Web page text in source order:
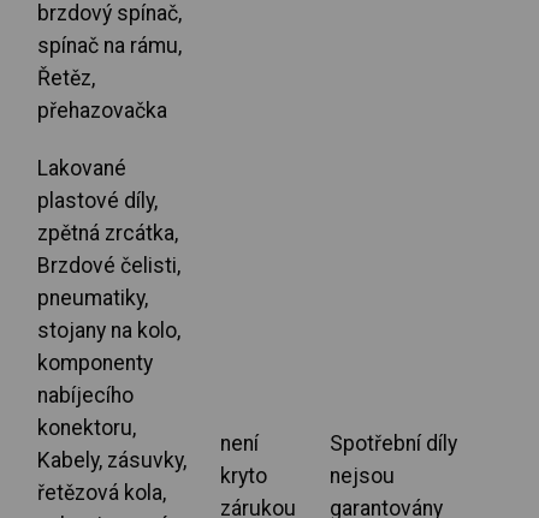
brzdový spínač,
spínač na rámu,
Řetěz,
přehazovačka
Lakované
plastové díly,
zpětná zrcátka,
Brzdové čelisti,
pneumatiky,
stojany na kolo,
komponenty
nabíjecího
konektoru,
Kabely, zásuvky,
řetězová kola,
není
kryto
zárukou
Spotřební díly
nejsou
garantovány